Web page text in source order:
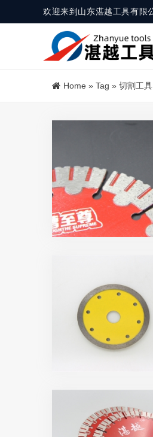
欢迎来到山东湛越工具有限
Home » Tag » 切割工具